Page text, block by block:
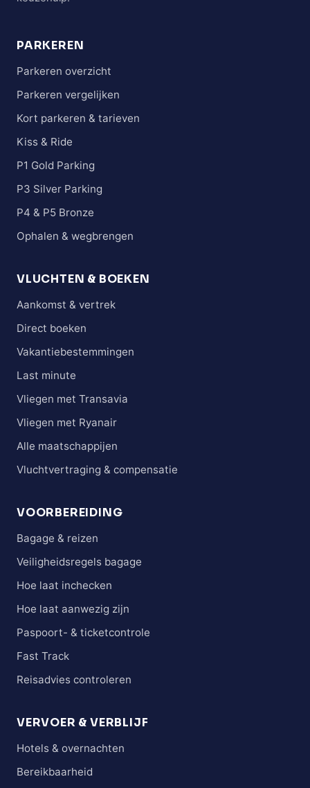
PARKEREN
Parkeren overzicht
Parkeren vergelijken
Kort parkeren & tarieven
Kiss & Ride
P1 Gold Parking
P3 Silver Parking
P4 & P5 Bronze
Ophalen & wegbrengen
VLUCHTEN & BOEKEN
Aankomst & vertrek
Direct boeken
Vakantiebestemmingen
Last minute
Vliegen met Transavia
Vliegen met Ryanair
Alle maatschappijen
Vluchtvertraging & compensatie
VOORBEREIDING
Bagage & reizen
Veiligheidsregels bagage
Hoe laat inchecken
Hoe laat aanwezig zijn
Paspoort- & ticketcontrole
Fast Track
Reisadvies controleren
VERVOER & VERBLIJF
Hotels & overnachten
Bereikbaarheid